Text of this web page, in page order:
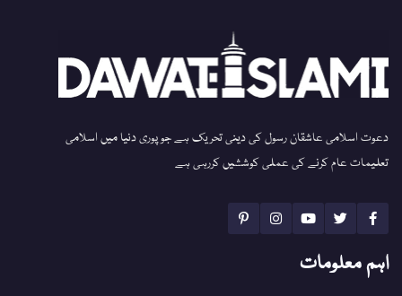
دعوت اسلامی عاشقان رسول کی دینی تحریک ہے جو پوری دنیا میں اسلامی
تعلیمات عام کرنے کی عملی کوششیں کررہی ہے
اہم معلومات